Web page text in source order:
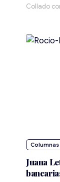
Collado
Columnas‏
Juana